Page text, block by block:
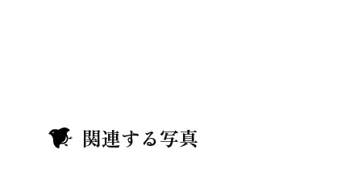
関連する写真